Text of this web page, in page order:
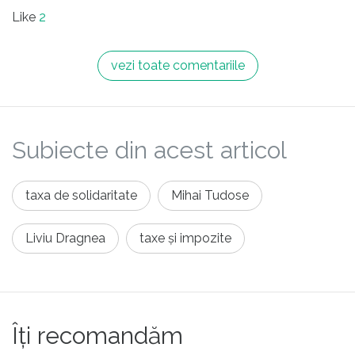
Like 2
vezi toate comentariile
Subiecte din acest articol
taxa de solidaritate Mihai Tudose
Liviu Dragnea taxe și impozite
Îți recomandăm